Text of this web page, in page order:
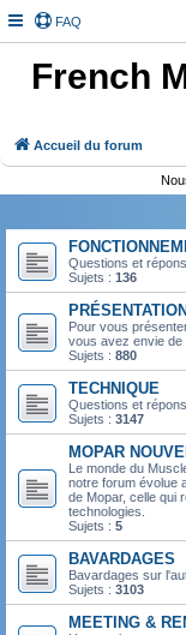
FAQ
French
Accueil du forum
Questions et
Sujets : 136
Pour vous
vous avez envie de
Sujets : 880
TECHNIQUE
Questions et
Sujets : 3147
MOPAR
Le monde du
notre forum évolue
de Mopar, celle qui
technologies.
Sujets : 5
BAVARDAGES
Bavardages sur
Sujets : 3103
MEETING &